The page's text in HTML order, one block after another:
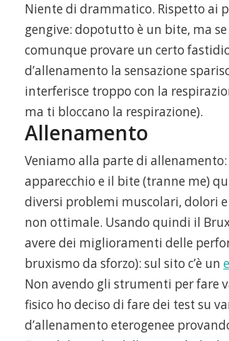
Niente di drammatico. Rispetto ai
gengive: dopotutto è un bite, ma
comunque provare un certo
d’allenamento la sensazione
interferisce troppo con la
ma ti bloccano la respirazione).
Allenamento
Veniamo alla parte di
apparecchio e il bite (tranne me)
diversi problemi muscolari, dolori
non ottimale. Usando quindi il
avere dei miglioramenti delle
bruxismo da sforzo): sul sito c’è un
Non avendo gli strumenti per fare
fisico ho deciso di fare dei test su
d’allenamento eterogenee